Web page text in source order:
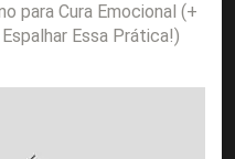
para Cura Emocional (+
Essa Prática!)